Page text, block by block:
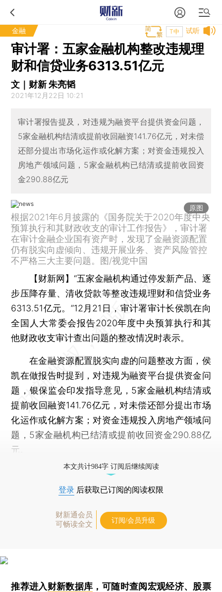
金融 试听
T中
审计署：五家金融机构整改违规理
财和信贷业务6313.51亿元
文｜财新 朱亮韬
2021年12月22日 10:21
审计署报告提及，对违规为融资平台提供资金问题，
5家金融机构结清或提前收回融资141.76亿元，对未偿
还部分提出市场化运作或化解方案；对资金违规投入
房地产领域问题，5家金融机构已结清或提前收回资
金290.88亿元
原图
根据2021年6月披露的《国务院关于2020年度中央
预算执行和其财政收支的审计工作报告》，审计署
在审计金融企业国有资产时，发现了金融资源配置
仍有脱实向虚倾向、违规开展业务、资产风险管控
不严格三大主要问题。图/视觉中国
【财新网】 “五家金融机构通过停发新产品、逐
步压降存量、清收贷款等整改违规理财和信贷业务
6313.51亿元。”12月21日，审计署审计长侯凯在向
全国人大常委会报告2020年度中央预算执行和其
他财政收支审计查出问题的整改情况时表示。
在金融资源配置脱实向虚的问题整改方面，侯
凯在做报告时提到，对违规为融资平台提供资金问
题，银保监会印发指导意见，5家金融机构结清或
提前收回融资141.76亿元，对未偿还部分提出市场
化运作或化解方案；对资金违规投入房地产领域问
题，5家金融机构已结清或提前收回资金290.88亿
元。
本文共计984字 订阅后继续阅读
登录 后获取已订阅的阅读权限
财新通会员
可畅读全文
订阅/会员升级
推荐进入财新数据库 ，可随时查阅宏观经济、股票